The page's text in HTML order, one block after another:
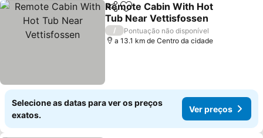
PartilharAdicionar aos favoritos
Remote Cabin With Hot
Tub Near Vettisfossen
/
Pontuação não disponível
a 13.1 km de Centro da cidade
Selecione as datas para ver os preços
exatos.
Ver preços